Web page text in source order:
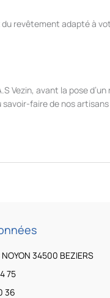
revêtement adapté à
Vezin, avant la pose
faire de nos
NOYON 34500 BEZIERS
75
36